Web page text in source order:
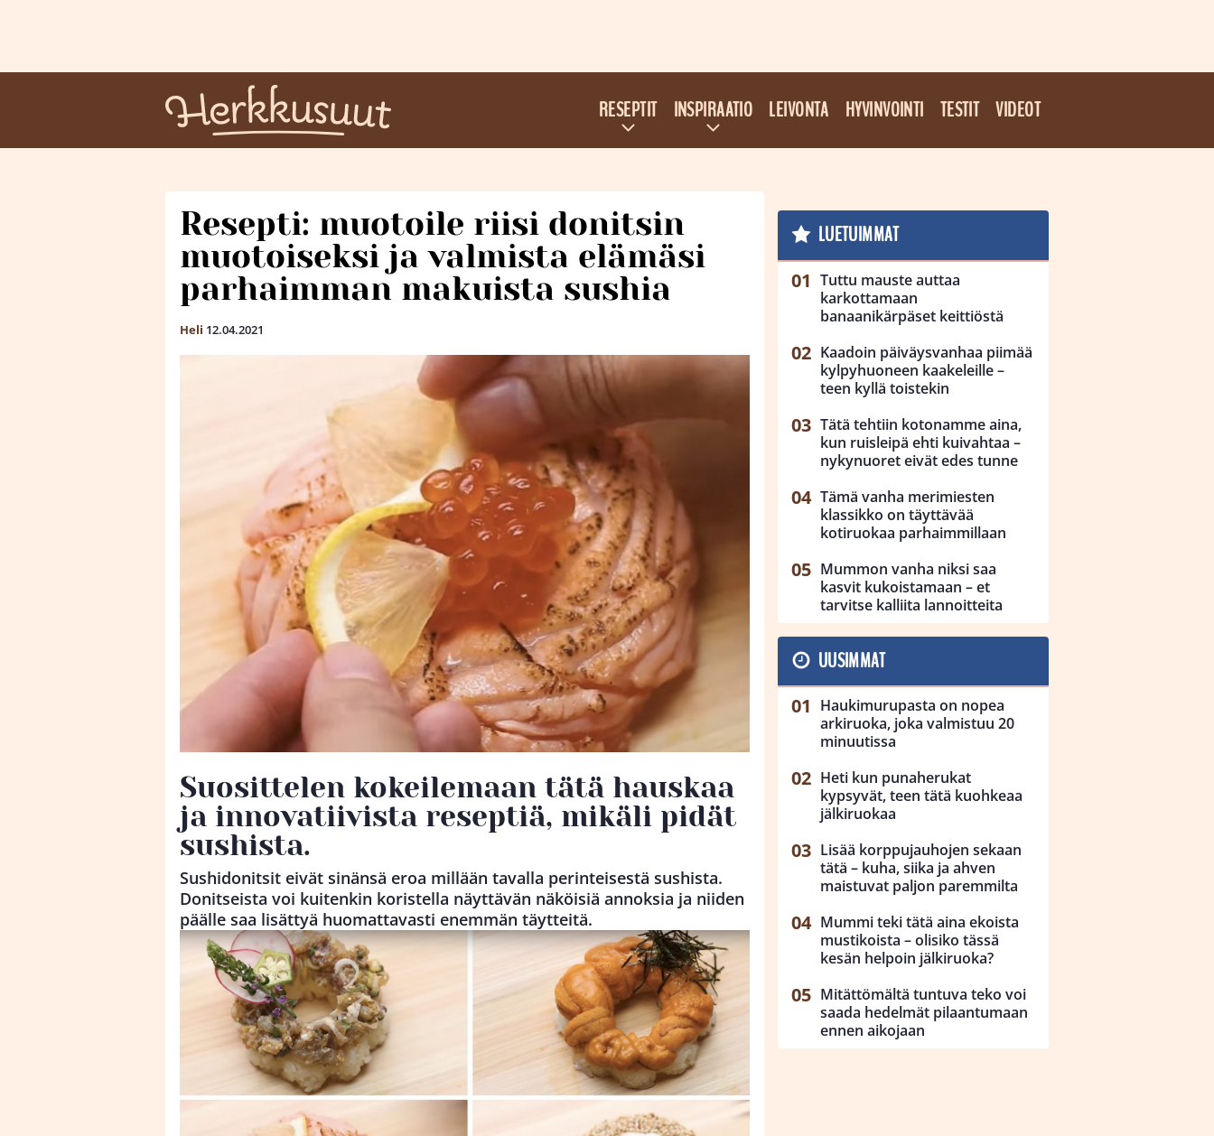
RESEPTIT INSPIRAATIO LEIVONTA HYVINVOINTI TESTIT VIDEOT
Resepti: muotoile riisi donitsin
muotoiseksi ja valmista elämäsi
parhaimman makuista sushia
Heli 12.04.2021
Suosittelen kokeilemaan tätä hauskaa
ja innovatiivista reseptiä, mikäli pidät
sushista.
Sushidonitsit eivät sinänsä eroa millään tavalla perinteisestä sushista.
Donitseista voi kuitenkin koristella näyttävän näköisiä annoksia ja niiden
päälle saa lisättyä huomattavasti enemmän täytteitä.
LUETUIMMAT
Tuttu mauste auttaa
karkottamaan
banaanikärpäset keittiöstä
Kaadoin päiväysvanhaa piimää
kylpyhuoneen kaakeleille –
teen kyllä toistekin
Tätä tehtiin kotonamme aina,
kun ruisleipä ehti kuivahtaa –
nykynuoret eivät edes tunne
Tämä vanha merimiesten
klassikko on täyttävää
kotiruokaa parhaimmillaan
Mummon vanha niksi saa
kasvit kukoistamaan – et
tarvitse kalliita lannoitteita
UUSIMMAT
Haukimurupasta on nopea
arkiruoka, joka valmistuu 20
minuutissa
Heti kun punaherukat
kypsyvät, teen tätä kuohkeaa
jälkiruokaa
Lisää korppujauhojen sekaan
tätä – kuha, siika ja ahven
maistuvat paljon paremmilta
Mummi teki tätä aina ekoista
mustikoista – olisiko tässä
kesän helpoin jälkiruoka?
Mitättömältä tuntuva teko voi
saada hedelmät pilaantumaan
ennen aikojaan